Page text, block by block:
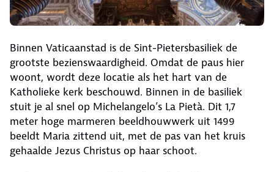
Binnen Vaticaanstad is de Sint-Pietersbasiliek de
grootste bezienswaardigheid. Omdat de paus hier
woont, wordt deze locatie als het hart van de
Katholieke kerk beschouwd. Binnen in de basiliek
stuit je al snel op Michelangelo’s La Pietà. Dit 1,7
meter hoge marmeren beeldhouwwerk uit 1499
beeldt Maria zittend uit, met de pas van het kruis
gehaalde Jezus Christus op haar schoot.